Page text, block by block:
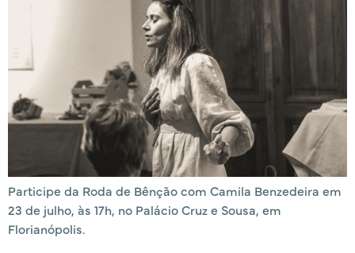
Participe da Roda de Bênção com Camila Benzedeira em
23 de julho, às 17h, no Palácio Cruz e Sousa, em
Florianópolis.